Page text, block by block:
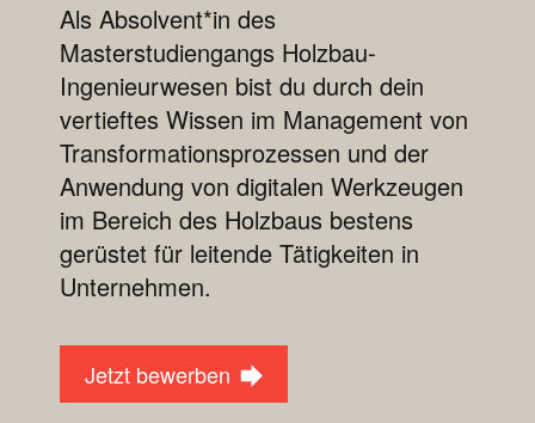
Als Absolvent*in des
Masterstudiengangs Holzbau-
Ingenieurwesen bist du durch dein
vertieftes Wissen im Management von
Transformationsprozessen und der
Anwendung von digitalen Werkzeugen
im Bereich des Holzbaus bestens
gerüstet für leitende Tätigkeiten in
Unternehmen.
Jetzt bewerben